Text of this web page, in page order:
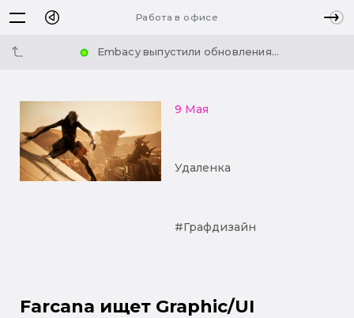
Работа в офисе
Embacy выпустили обновления...
9 Мая
Удаленка
#Графдизайн
Farcana ищет Graphic/UI